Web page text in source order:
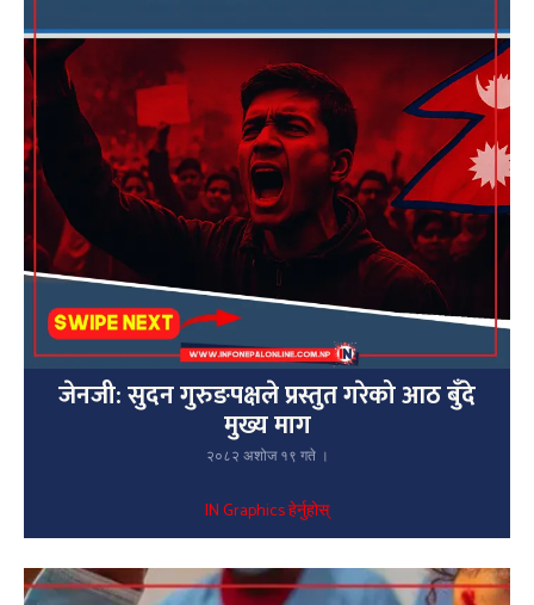
जेनजी: सुदन गुरुङपक्षले प्रस्तुत गरेको आठ बुँदे
मुख्य माग
२०८२ अशोज १९ गते ।
IN Graphics हेर्नुहोस्